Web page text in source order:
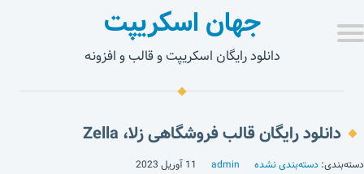
جهان اسکریپت
دانلود رایگان اسکریپت و قالب و افزونه
دانلود رایگان قالب فروشگاهی زلا، Zella
دسته‌بندی: دسته‌بندی نشده admin 11 آوریل 2023